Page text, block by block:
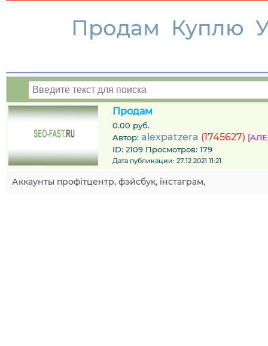
Продам Куплю
Продам
0.00 руб.
Автор: alexpatzera (1745627)
ID: 2109 Просмотров: 179
Дата публикации: 27.12.2021 11:21
Аккаунты профітцентр, фэйсбук, інстаграм,